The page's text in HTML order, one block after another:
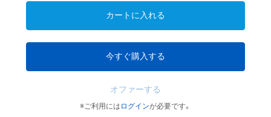
カートに入れる
今すぐ購入する
オファーする
※ご利用には ログインが必要です。